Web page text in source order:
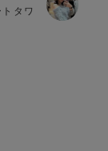
タワ